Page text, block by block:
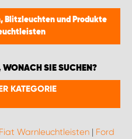
Blitzleuchten und Produkte
WONACH SIE SUCHEN?
KATEGORIE
Fiat Warnleuchtleisten | Ford